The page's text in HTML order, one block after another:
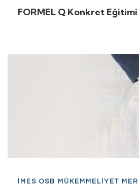
FORMEL Q Konkret Eğitimi
İMES OSB MÜKEMMELİYET